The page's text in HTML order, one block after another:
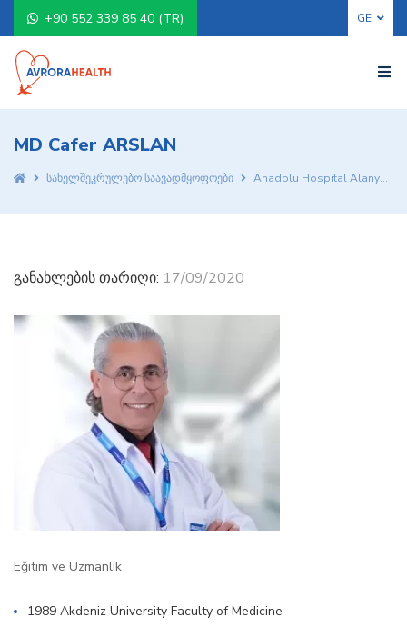
+90 552 339 85 40 (TR)
MD Cafer ARSLAN
სახელშეკრულებო საავადმყოფოები Anadolu Hospital Alanya
განახლების თარიღი: 17/09/2020
Eğitim ve Uzmanlık
1989 Akdeniz University Faculty of Medicine